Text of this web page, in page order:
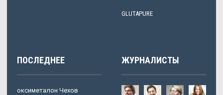
GLUTAPURE
ПОСЛЕДНЕЕ
оксиметалон Чехов
ЖУРНАЛИСТЫ